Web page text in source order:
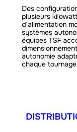
Des
plusieurs
d’alimentation
systèmes
équipes TSF
autonomie
chaque